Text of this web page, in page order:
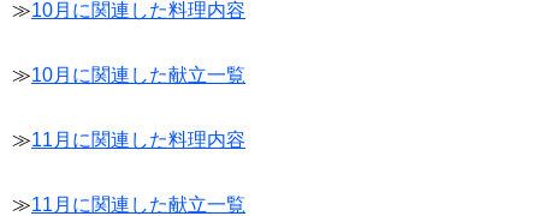
≫10月に関連した料理内容
≫10月に関連した献立一覧
≫11月に関連した料理内容
≫11月に関連した献立一覧